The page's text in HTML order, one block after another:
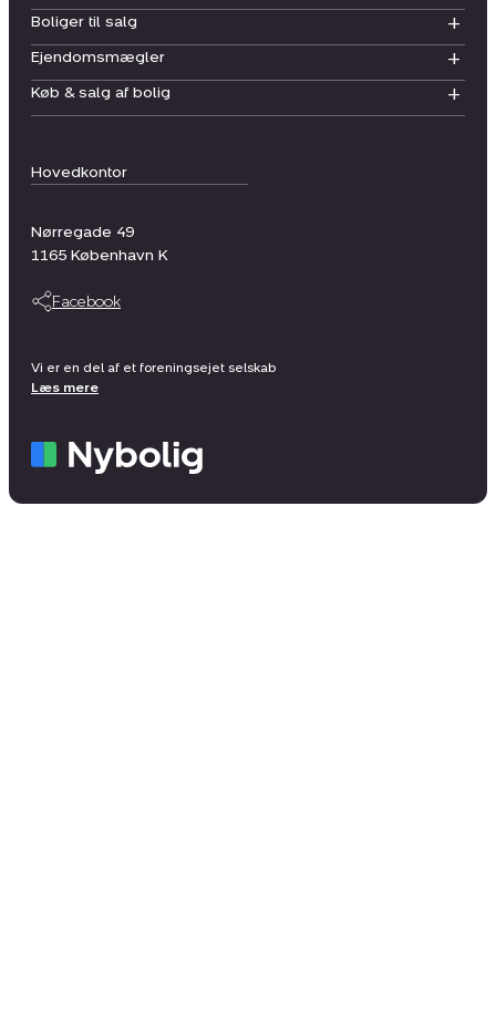
Hovedkontor
Nørregade 49
1165 København K
Facebook
Boliger til salg
Ejendomsmægler
Køb & salg af bolig
Vi er en del af et foreningsejet selskab
Læs mere